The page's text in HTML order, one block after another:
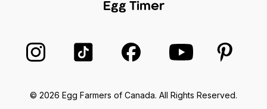
Egg Timer
在 Instagram 上關注我們
在 TikTok 上关注我们
在 Facebook 上關注我們
在 YouTube 上關
在
© 2026 Egg Farmers of Canada. All Rights Reserved.